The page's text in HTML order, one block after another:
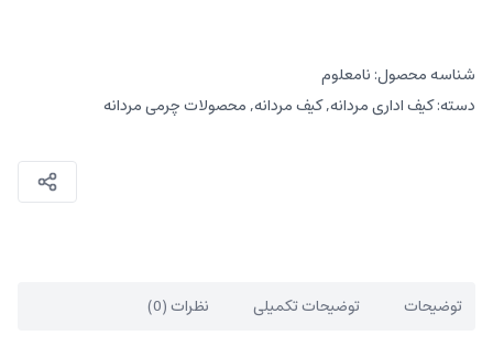
شناسه محصول: نامعلوم
دسته:کیف اداری مردانه,کیف مردانه,محصولات چرمی مردانه
توضیحات توضیحات تکمیلی نظرات (0)